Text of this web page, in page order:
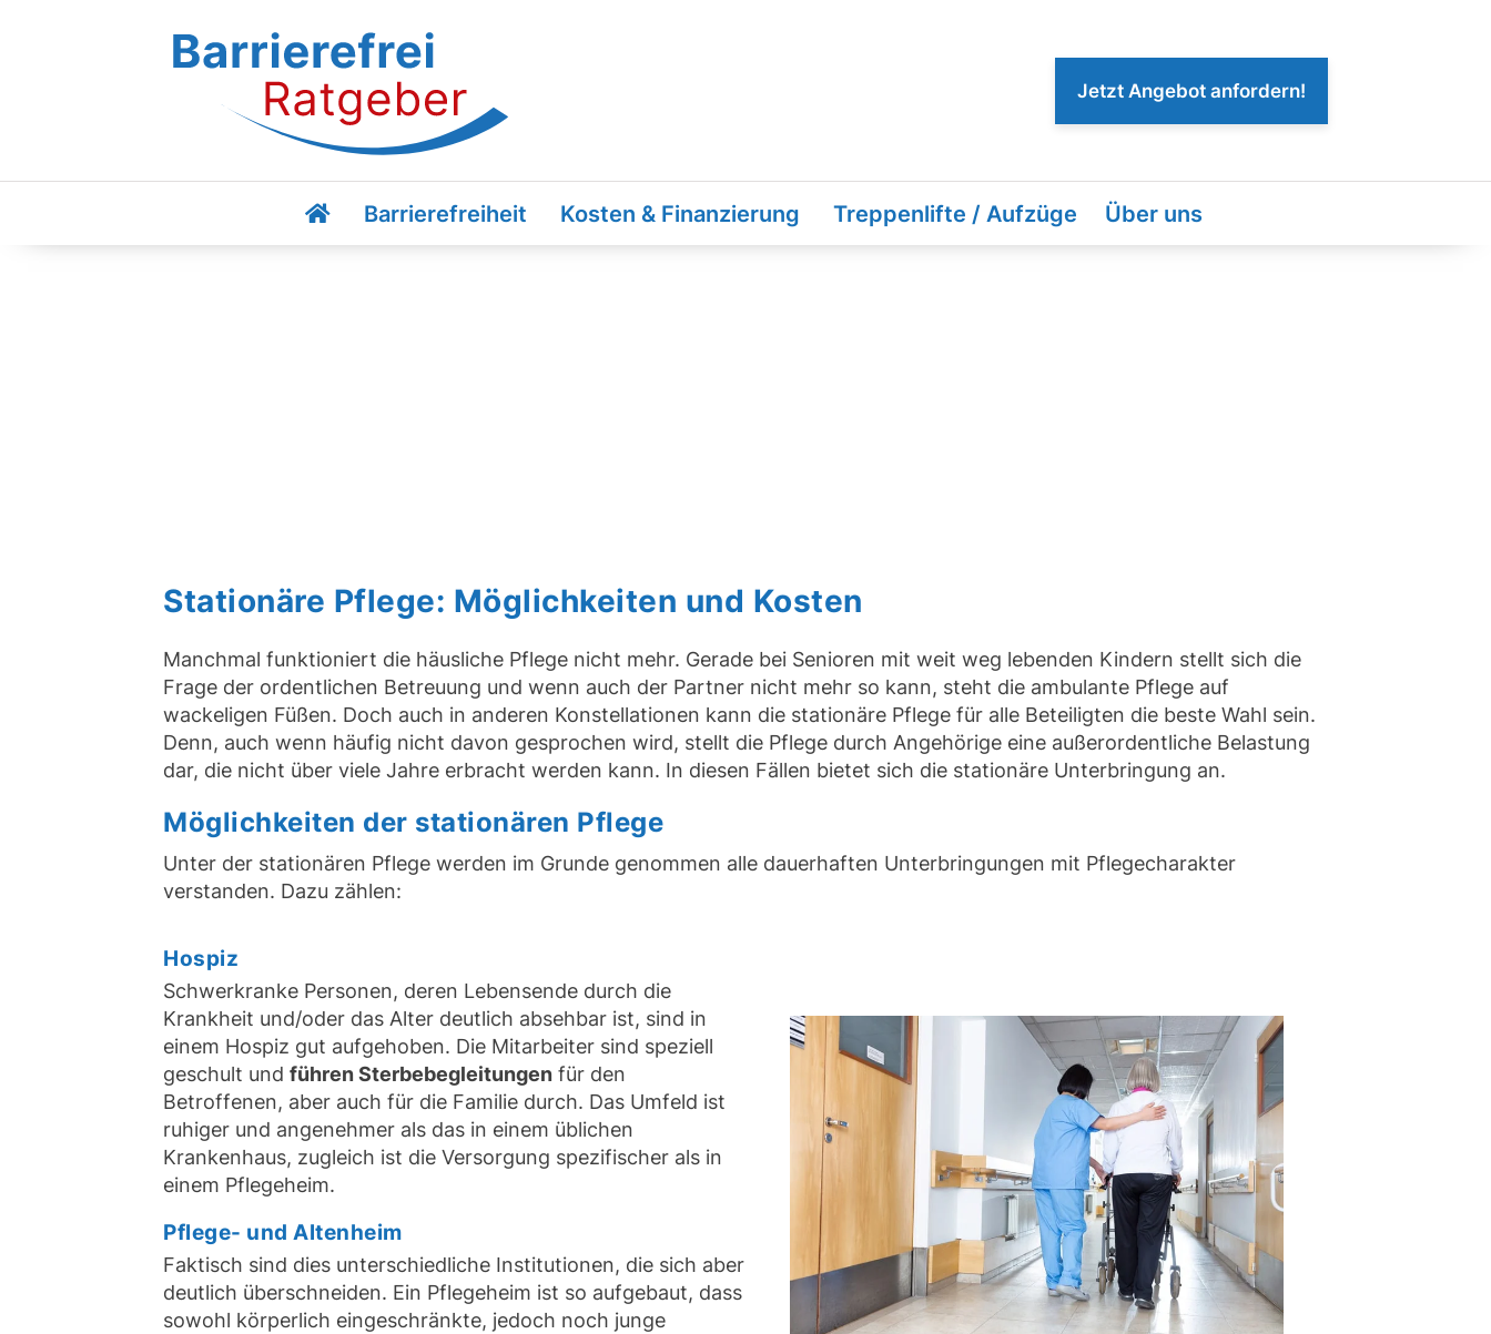
Jetzt Angebot anfordern!
Barrierefreiheit Kosten & Finanzierung Treppenlifte / Aufzüge Über uns
Stationäre Pflege: Möglichkeiten und Kosten
Manchmal funktioniert die häusliche Pflege nicht mehr. Gerade bei Senioren mit weit weg lebenden Kindern stellt sich die
Frage der ordentlichen Betreuung und wenn auch der Partner nicht mehr so kann, steht die ambulante Pflege auf
wackeligen Füßen. Doch auch in anderen Konstellationen kann die stationäre Pflege für alle Beteiligten die beste Wahl sein.
Denn, auch wenn häufig nicht davon gesprochen wird, stellt die Pflege durch Angehörige eine außerordentliche Belastung
dar, die nicht über viele Jahre erbracht werden kann. In diesen Fällen bietet sich die stationäre Unterbringung an.
Möglichkeiten der stationären Pflege
Unter der stationären Pflege werden im Grunde genommen alle dauerhaften Unterbringungen mit Pflegecharakter
verstanden. Dazu zählen:
Hospiz
Schwerkranke Personen, deren Lebensende durch die
Krankheit und/oder das Alter deutlich absehbar ist, sind in
einem Hospiz gut aufgehoben. Die Mitarbeiter sind speziell
geschult und führen Sterbebegleitungen für den
Betroffenen, aber auch für die Familie durch. Das Umfeld ist
ruhiger und angenehmer als das in einem üblichen
Krankenhaus, zugleich ist die Versorgung spezifischer als in
einem Pflegeheim.
Pflege- und Altenheim
Faktisch sind dies unterschiedliche Institutionen, die sich aber
deutlich überschneiden. Ein Pflegeheim ist so aufgebaut, dass
sowohl körperlich eingeschränkte, jedoch noch junge